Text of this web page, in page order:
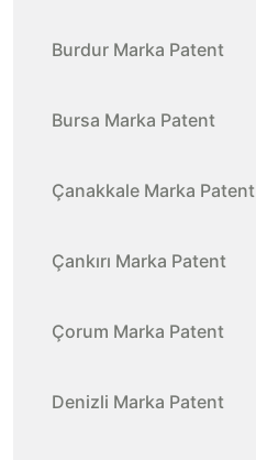
Burdur Marka Patent
Bursa Marka Patent
Çanakkale Marka Patent
Çankırı Marka Patent
Çorum Marka Patent
Denizli Marka Patent